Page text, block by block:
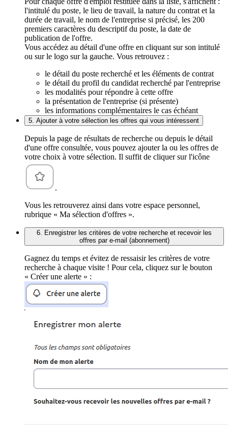
l'intitulé du poste, le lieu de travail, la nature du contrat et la
durée de travail, le nom de l'entreprise si précisé, les 200
premiers caractères du descriptif du poste, la date de
publication de l'offre.
Vous accédez au détail d'une offre en cliquant sur son intitulé
ou sur le logo sur la gauche. Vous retrouvez :
le détail du poste recherché et les éléments de contrat
le détail du profil du candidat recherché par l'entreprise
les modalités pour répondre à cette offre
la présentation de l'entreprise (si présente)
les informations complémentaires le cas échéant
5. Ajouter à votre sélection les offres qui vous intéressent
Depuis la page de résultats de recherche ou depuis le détail
d'une offre consultée, vous pouvez ajouter la ou les offres de
votre choix à votre sélection. Il suffit de cliquer sur l'icône
.
Vous les retrouverez ainsi dans votre espace personnel,
rubrique « Ma sélection d'offres ».
6. Enregistrer les critères de votre recherche et recevoir les
offres par e-mail (abonnement)
Gagnez du temps et évitez de ressaisir les critères de votre
recherche à chaque visite ! Pour cela, cliquez sur le bouton
« Créer une alerte » :